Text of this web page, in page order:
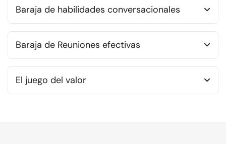
Baraja de habilidades conversacionales
Baraja de Reuniones efectivas
El juego del valor